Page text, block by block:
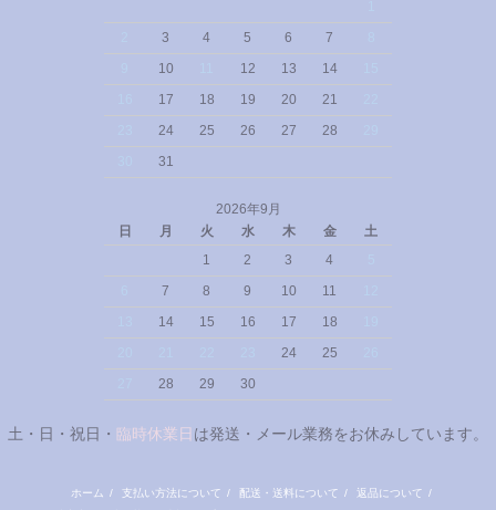
3 4 5 6 7
10 12 13 14
17 18 19 20 21
24 25 26 27 28
31
2026年9月
日
月 火 水 木 金
土
1
2 3 4
7 8 9 10 11
14 15 16 17 18
24 25
28 29 30
土・日・祝日・ 臨時休業日 は発送・メール業務をお休みしています。
ホーム / 支払い方法について / 配送・送料について / 返品について /